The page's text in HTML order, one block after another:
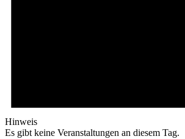
Hinweis
Es gibt keine Veranstaltungen an diesem Tag.